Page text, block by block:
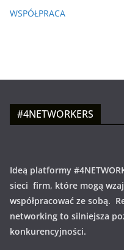
WSPÓŁPRACA
#4NETWORKERS
Ideą platformy
sieci firm, które mogą
współpracować ze sobą.
networking to silniejsza
konkurencyjności.